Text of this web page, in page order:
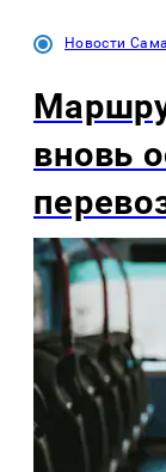
Новости
вновь